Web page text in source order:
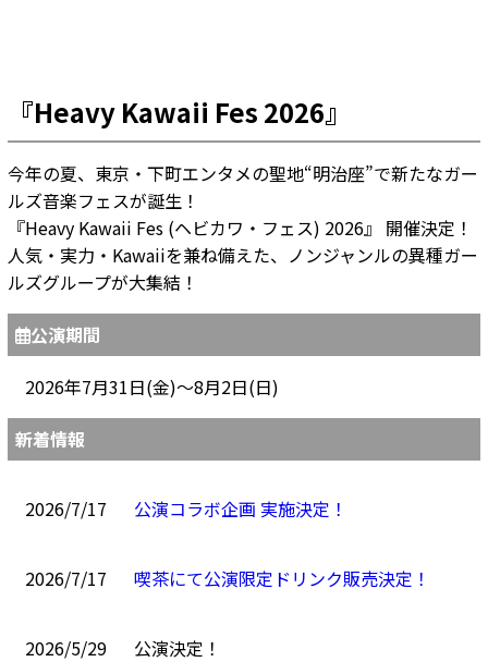
『Heavy Kawaii Fes 2026』
今年の夏、東京・下町エンタメの聖地“明治座”で新たなガー
ルズ音楽フェスが誕生！
『Heavy Kawaii Fes (ヘビカワ・フェス) 2026』 開催決定！
人気・実力・Kawaiiを兼ね備えた、ノンジャンルの異種ガー
ルズグループが大集結！
公演期間
2026年7月31日(金)～8月2日(日)
新着情報
2026/7/17 公演コラボ企画 実施決定！
2026/7/17 喫茶にて公演限定ドリンク販売決定！
2026/5/29 公演決定！